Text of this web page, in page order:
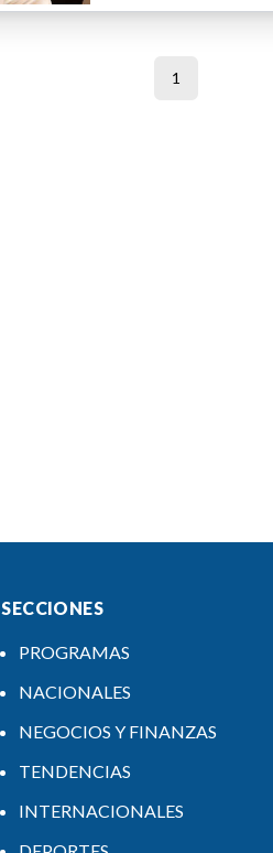
1
SECCIONES
PROGRAMAS
NACIONALES
NEGOCIOS Y FINANZAS
TENDENCIAS
INTERNACIONALES